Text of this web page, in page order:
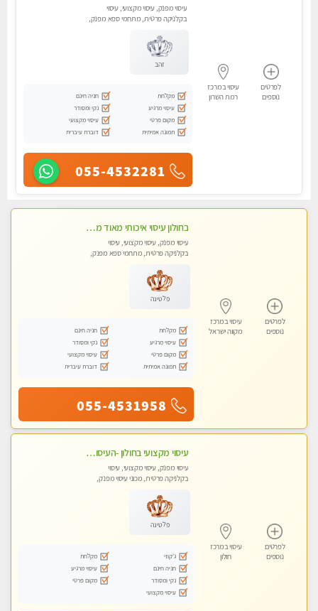
לפרטים
נוספים
עיסוי במרכז
רמת השרון
עיסוי מפנק, עיסוי מקצועי, עיסוי
בקלניקה פרטית, מתחמי ספא מפנק,
זהב
מקלחת
חניה חינם
עיסוי מרגיע
נקי ומסודר
מקום פרטי
עיסוי מקצועי
תמונה אמיתית
דוברת עיברית
055-4532281
לפרטים
נוספים
עיסוי במרכז
מקווה ישראל
בחולון עיסוי איכותי מאוד מעסה מקצועית
עיסוי מפנק, עיסוי מקצועי, עיסוי
בקלניקה פרטית, מתחמי ספא מפנק,
פלטינה
מקלחת
חניה חינם
עיסוי מרגיע
נקי ומסודר
מקום פרטי
עיסוי מקצועי
תמונה אמיתית
דוברת עיברית
055-4531958
לפרטים
נוספים
עיסוי במרכז
חולון
עיסוי מקצועי בחולון -העיסוי הכי טוב בעיר אצלי רוצה לבוא ? תתקשר
עיסוי מפנק, עיסוי מקצועי, עיסוי
בקלניקה פרטית, מכוני עיסוי מפנק,
פלטינה
ג'קוזי
מקלחת
חניה חינם
עיסוי מרגיע
נקי ומסודר
מקום פרטי
עיסוי מקצועי